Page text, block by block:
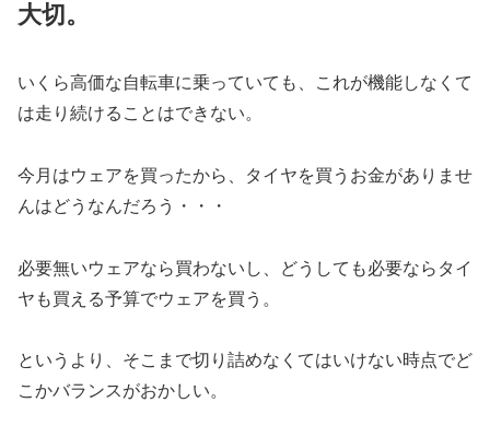
大切。
いくら高価な自転車に乗っていても、これが機能しなくて
は走り続けることはできない。
今月はウェアを買ったから、タイヤを買うお金がありませ
んはどうなんだろう・・・
必要無いウェアなら買わないし、どうしても必要ならタイ
ヤも買える予算でウェアを買う。
というより、そこまで切り詰めなくてはいけない時点でど
こかバランスがおかしい。